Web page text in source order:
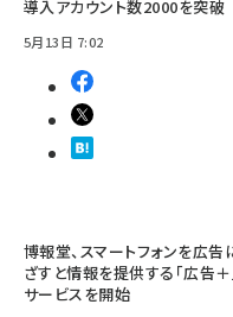
導入アカウント数2000を突破
5月13日 7:02
博報堂、スマートフォンを広告
ざすと情報を提供する「広告＋
サービスを開始